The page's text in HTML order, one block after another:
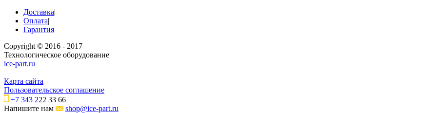
Доставка|
Оплата|
Гарантия
Copyright © 2016 - 2017
Технологическое оборудование
ice-part.ru
Карта сайта
Пользовательское соглашение
+7 343 222 33 66
Напишите нам
shop@ice-part.ru